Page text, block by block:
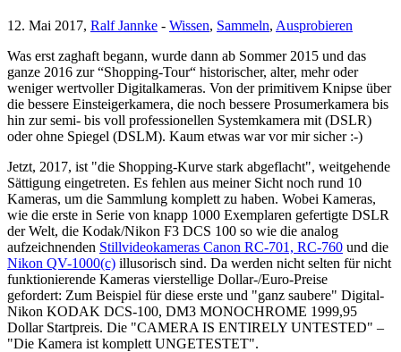
12. Mai 2017, Ralf Jannke - Wissen, Sammeln, Ausprobieren
Was erst zaghaft begann, wurde dann ab Sommer 2015 und das
ganze 2016 zur “Shopping-Tour“ historischer, alter, mehr oder
weniger wertvoller Digitalkameras. Von der primitivem Knipse über
die bessere Einsteigerkamera, die noch bessere Prosumerkamera bis
hin zur semi- bis voll professionellen Systemkamera mit (DSLR)
oder ohne Spiegel (DSLM). Kaum etwas war vor mir sicher :-)
Jetzt, 2017, ist "die Shopping-Kurve stark abgeflacht", weitgehende
Sättigung eingetreten. Es fehlen aus meiner Sicht noch rund 10
Kameras, um die Sammlung komplett zu haben. Wobei Kameras,
wie die erste in Serie von knapp 1000 Exemplaren gefertigte DSLR
der Welt, die Kodak/Nikon F3 DCS 100 so wie die analog
aufzeichnenden Stillvideokameras Canon RC-701, RC-760 und die
Nikon QV-1000(c) illusorisch sind. Da werden nicht selten für nicht
funktionierende Kameras vierstellige Dollar-/Euro-Preise
gefordert: Zum Beispiel für diese erste und "ganz saubere" Digital-
Nikon KODAK DCS-100, DM3 MONOCHROME 1999,95
Dollar Startpreis. Die "CAMERA IS ENTIRELY UNTESTED" –
"Die Kamera ist komplett UNGETESTET".